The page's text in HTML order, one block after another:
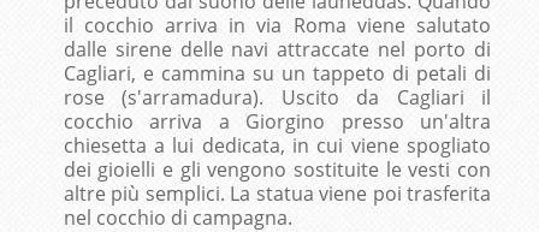
il cocchio arriva in via Roma viene salutato
dalle sirene delle navi attraccate nel porto di
Cagliari, e cammina su un tappeto di petali di
rose (s'arramadura). Uscito da Cagliari il
cocchio arriva a Giorgino presso un'altra
chiesetta a lui dedicata, in cui viene spogliato
dei gioielli e gli vengono sostituite le vesti con
altre più semplici. La statua viene poi trasferita
nel cocchio di campagna.